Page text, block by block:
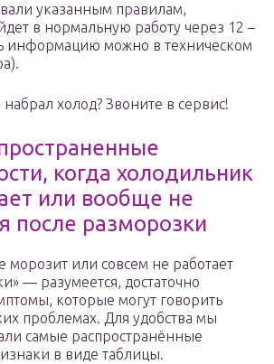
указанным правилам,
в нормальную работу через 12 –
информацию можно в техническом
холод? Звоните в сервис!
когда холодильник
или вообще не
после разморозки
морозит или совсем не работает
— разумеется, достаточно
которые могут говорить
проблемах. Для удобства мы
самые распространённые
в виде таблицы.